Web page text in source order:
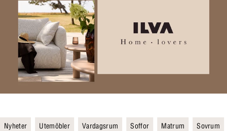
Nyheter Utemöbler Vardagsrum Soffor Matrum Sovrum